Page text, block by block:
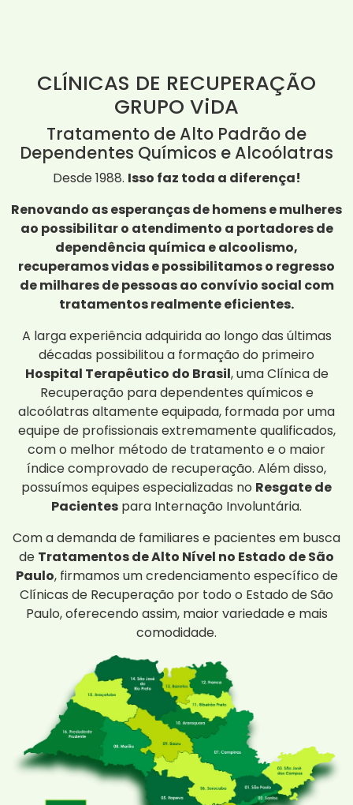
CLÍNICAS DE RECUPERAÇÃO
GRUPO ViDA
Tratamento de Alto Padrão de
Dependentes Químicos e Alcoólatras
Desde 1988. Isso faz toda a diferença!
Renovando as esperanças de homens e mulheres
ao possibilitar o atendimento a portadores de
dependência química e alcoolismo,
recuperamos vidas e possibilitamos o regresso
de milhares de pessoas ao convívio social com
tratamentos realmente eficientes.
A larga experiência adquirida ao longo das últimas
décadas possibilitou a formação do primeiro
Hospital Terapêutico do Brasil, uma Clínica de
Recuperação para dependentes químicos e
alcoólatras altamente equipada, formada por uma
equipe de profissionais extremamente qualificados,
com o melhor método de tratamento e o maior
índice comprovado de recuperação. Além disso,
possuímos equipes especializadas no Resgate de
Pacientes para Internação Involuntária.
Com a demanda de familiares e pacientes em busca
de Tratamentos de Alto Nível no Estado de São
Paulo, firmamos um credenciamento específico de
Clínicas de Recuperação por todo o Estado de São
Paulo, oferecendo assim, maior variedade e mais
comodidade.